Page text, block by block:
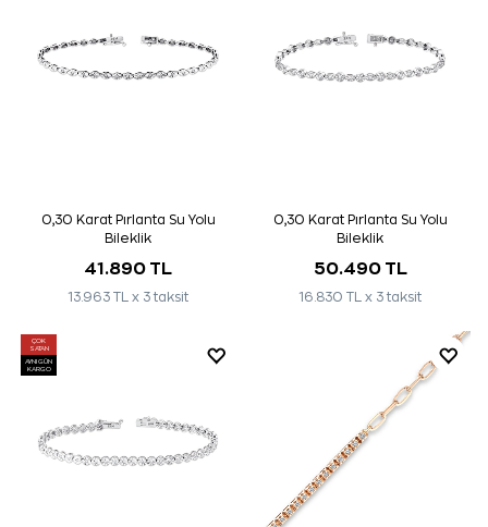
0,30 Karat Pırlanta Su Yolu
Bileklik
41.890 TL
13.963 TL x 3 taksit
0,30 Karat Pırlanta Su Yolu
Bileklik
50.490 TL
16.830 TL x 3 taksit
ÇOK
SATAN
AYNI GÜN
KARGO